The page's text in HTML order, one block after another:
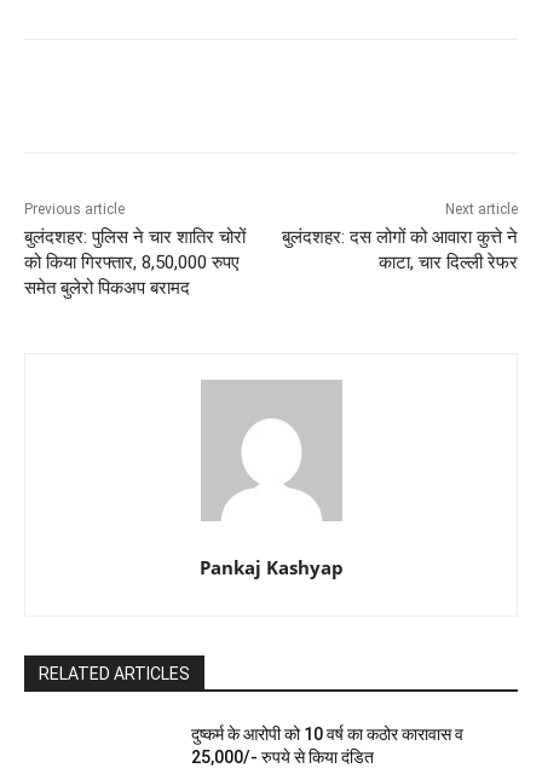
Previous article
बुलंदशहर: पुलिस ने चार शातिर चोरों
को किया गिरफ्तार, 8,50,000 रुपए
समेत बुलेरो पिकअप बरामद
Next article
बुलंदशहर: दस लोगों को आवारा कुत्ते ने
काटा, चार दिल्ली रेफर
Pankaj Kashyap
RELATED ARTICLES
दुष्कर्म के आरोपी को 10 वर्ष का कठोर कारावास व
25,000/- रुपये से किया दंडित